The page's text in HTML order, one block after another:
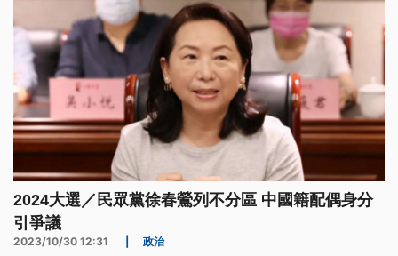
2024大選／民眾黨徐春鶯列不分區 中國籍配偶身分
引爭議
2023/10/30 12:31 政治